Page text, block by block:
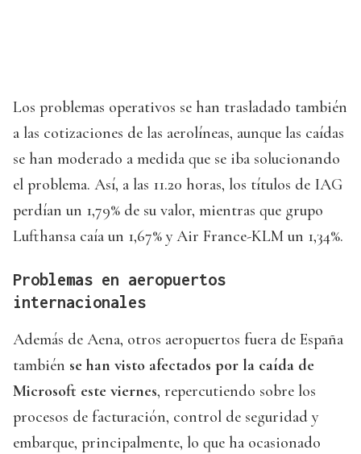
Los problemas operativos se han trasladado también
a las cotizaciones de las aerolíneas, aunque las caídas
se han moderado a medida que se iba solucionando
el problema. Así, a las 11.20 horas, los títulos de IAG
perdían un 1,79% de su valor, mientras que grupo
Lufthansa caía un 1,67% y Air France-KLM un 1,34%.
Problemas en aeropuertos
internacionales
Además de Aena, otros aeropuertos fuera de España
también se han visto afectados por la caída de
Microsoft este viernes, repercutiendo sobre los
procesos de facturación, control de seguridad y
embarque, principalmente, lo que ha ocasionado